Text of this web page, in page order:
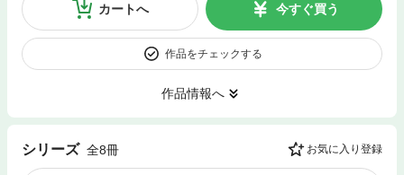
カートへ 今すぐ買う
作品をチェックする
作品情報へ
シリーズ 全8冊 お気に入り登録